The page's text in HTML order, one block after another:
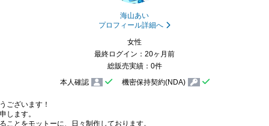
海山あい
プロフィール詳細へ
女性
最終ログイン：20ヶ月前
総販売実績：0件
本人確認
機密保持契約(NDA)
ございます！
します。
ことをモットーに、日々制作しております。